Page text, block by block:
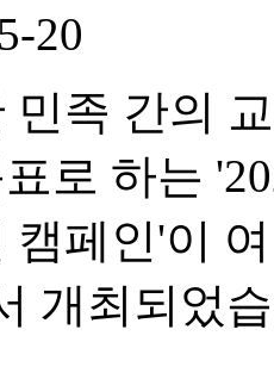
20
민족 간의
로 하는
캠페인'이
개최되었